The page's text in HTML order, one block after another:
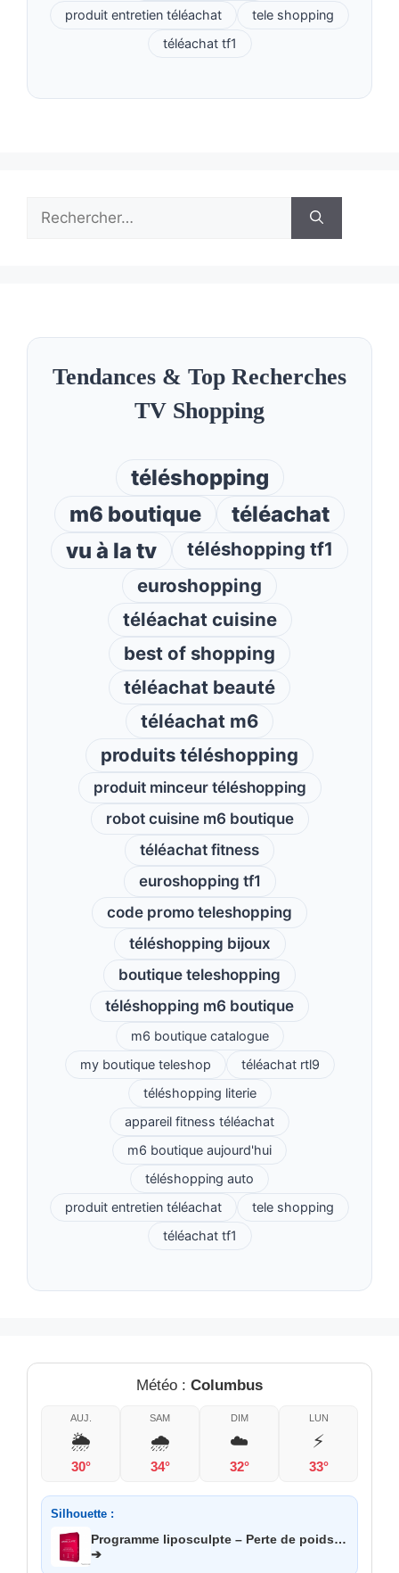
produit entretien téléachat
tele shopping
téléachat tf1
Rechercher :
Tendances & Top Recherches
TV Shopping
téléshopping
m6 boutique
téléachat
vu à la tv
téléshopping tf1
euroshopping
téléachat cuisine
best of shopping
téléachat beauté
téléachat m6
produits téléshopping
produit minceur téléshopping
robot cuisine m6 boutique
téléachat fitness
euroshopping tf1
code promo teleshopping
téléshopping bijoux
boutique teleshopping
téléshopping m6 boutique
m6 boutique catalogue
my boutique teleshop
téléachat rtl9
téléshopping literie
appareil fitness téléachat
m6 boutique aujourd'hui
téléshopping auto
produit entretien téléachat
tele shopping
téléachat tf1
Météo : Columbus
AUJ.
🌦️
30°
SAM
🌧️
34°
DIM
☁️
32°
LUN
⚡
33°
Silhouette :
Programme liposculpte – Perte de poids…
➔